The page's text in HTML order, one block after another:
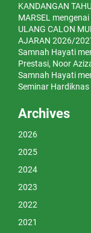
KANDANGAN
MARSEL mengenai
ULANG CALON
AJARAN 2026/
Samnah Hayati
Prestasi, Noor
Samnah Hayati
Seminar
Archives
2026
2025
2024
2023
2022
2021